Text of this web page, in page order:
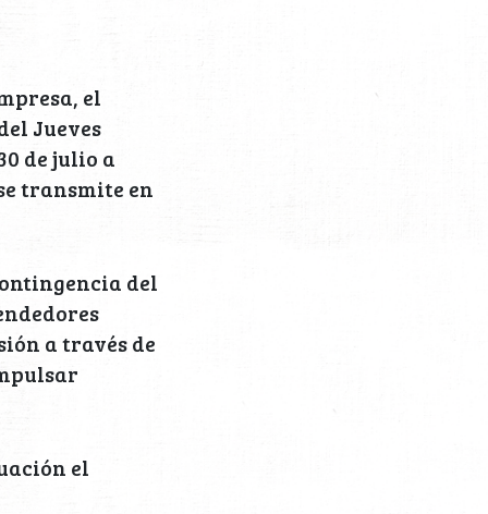
el
Jueves
de julio a
transmite en
del
a través de
el